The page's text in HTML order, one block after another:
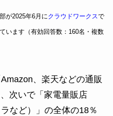
が2025年6月にクラウドワークスで
います（有効回答数：160名・複数
、楽天などの通販
次いで「家電量販店
など）」の全体の18％